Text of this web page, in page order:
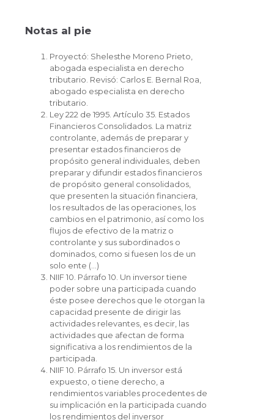
Notas al pie
Proyectó: Shelesthe Moreno Prieto,
abogada especialista en derecho
tributario. Revisó: Carlos E. Bernal Roa,
abogado especialista en derecho
tributario.
Ley 222 de 1995. Artículo 35. Estados
Financieros Consolidados. La matriz
controlante, además de preparar y
presentar estados financieros de
propósito general individuales, deben
preparar y difundir estados financieros
de propósito general consolidados,
que presenten la situación financiera,
los resultados de las operaciones, los
cambios en el patrimonio, así como los
flujos de efectivo de la matriz o
controlante y sus subordinados o
dominados, como si fuesen los de un
solo ente (…)
NIIF 10. Párrafo 10. Un inversor tiene
poder sobre una participada cuando
éste posee derechos que le otorgan la
capacidad presente de dirigir las
actividades relevantes, es decir, las
actividades que afectan de forma
significativa a los rendimientos de la
participada.
NIIF 10. Párrafo 15. Un inversor está
expuesto, o tiene derecho, a
rendimientos variables procedentes de
su implicación en la participada cuando
los rendimientos del inversor